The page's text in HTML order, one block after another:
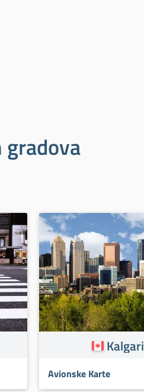
Kalgari
Avionske Karte